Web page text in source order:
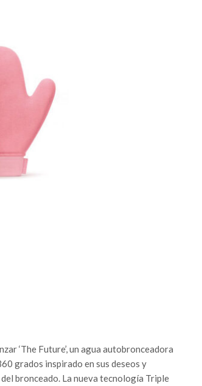
‘The Future’, un agua autobronceadora
grados inspirado en sus deseos y
bronceado. La nueva tecnología Triple